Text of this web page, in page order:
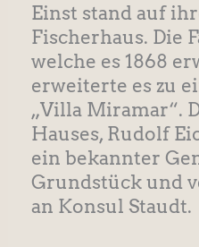
Einst stand auf
Fischerhaus. Die
welche es 1868
erweiterte es zu
„Villa Miramar“.
Hauses, Rudolf
ein bekannter
Grundstück und
an Konsul Staudt.